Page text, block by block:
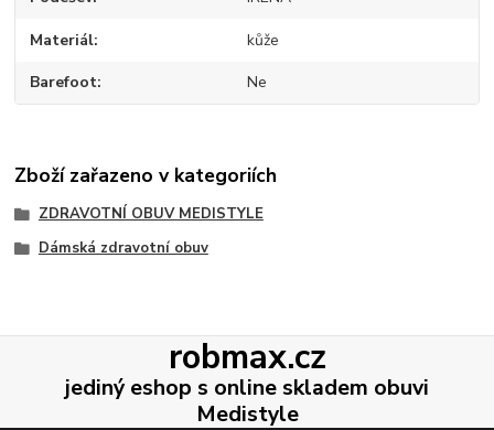
Materiál kůže
Barefoot Ne
Zboží zařazeno v kategoriích
ZDRAVOTNÍ OBUV MEDISTYLE
Dámská zdravotní obuv
robmax.cz
jediný eshop s online skladem obuvi
Medistyle